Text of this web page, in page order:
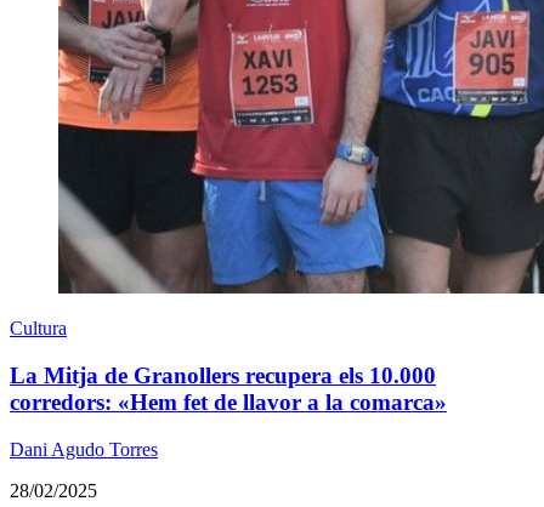
Cultura
La Mitja de Granollers recupera els 10.000
corredors: «Hem fet de llavor a la comarca»
Dani Agudo Torres
28/02/2025